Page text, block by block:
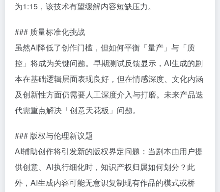
为1:15，该技术有望缓解内容短缺压力。
### 质量标准化挑战
虽然AI降低了创作门槛，但如何平衡「量产」与「质
控」将成为关键问题。早期测试反馈显示，AI生成的剧
本在基础逻辑层面表现良好，但在情感深度、文化内涵
及创新性方面仍需要人工深度介入与打磨。未来产品迭
代需重点解决「创意天花板」问题。
### 版权与伦理新议题
AI辅助创作将引发新的版权界定问题：当剧本由用户提
供创意、AI执行细化时，知识产权归属如何划分？此
外，AI生成内容可能无意识复制现有作品的模式或桥